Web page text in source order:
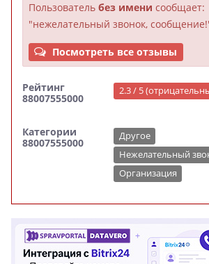
Пользователь без имени сообщает:
"нежелательный звонок,
Посмотреть все отзывы
Рейтинг
88007555000
2.3 / 5
Категории
88007555000
Другое
Нежелательный
Организация